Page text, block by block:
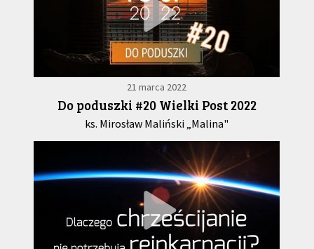
21 marca 2022
Do poduszki #20 Wielki Post 2022
ks. Mirosław Maliński „Malina"